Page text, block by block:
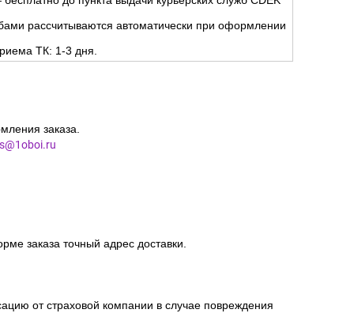
рассчитываются автоматически при оформлении
ТК: 1-3 дня.
заказа.
заказа точный адрес доставки.
от страховой компании в случае повреждения